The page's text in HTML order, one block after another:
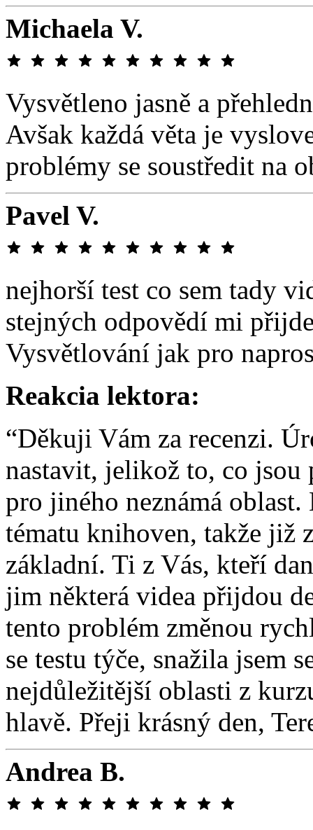
Michaela V.
Vysvětleno jasně a
Avšak každá věta je
problémy se soustředit na
Pavel V.
nejhorší test co sem tady
stejných odpovědí mi
Vysvětlování jak pro
Reakcia lektora:
“Děkuji Vám za recenzi.
nastavit, jelikož to, co jsou
pro jiného neznámá
tématu knihoven, takže již
základní. Ti z Vás, kteří
jim některá videa přijdou
tento problém změnou
se testu týče, snažila jsem
nejdůležitější oblasti z
hlavě. Přeji krásný den,
Andrea B.